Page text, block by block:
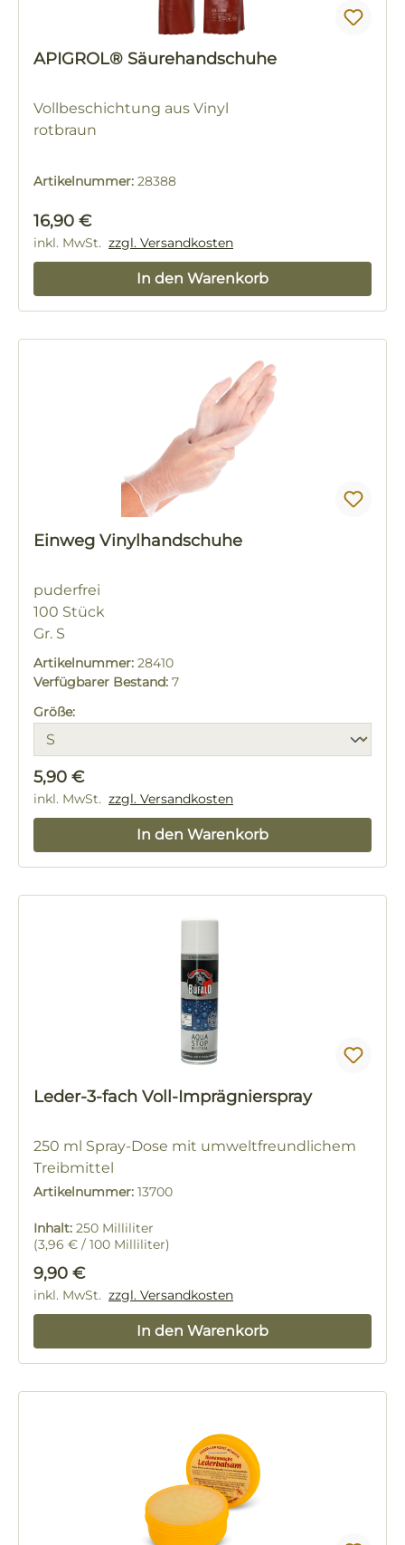
APIGROL® Säurehandschuhe
Vollbeschichtung aus Vinyl
rotbraun
Artikelnummer: 28388
Regulärer Preis:
16,90 €
inkl. MwSt. zzgl. Versandkosten
In den Warenkorb
Einweg Vinylhandschuhe
puderfrei
100 Stück
Gr. S
Artikelnummer: 28410
Verfügbarer Bestand: 7
Größe:
Regulärer Preis:
5,90 €
inkl. MwSt. zzgl. Versandkosten
In den Warenkorb
Leder-3-fach Voll-Imprägnierspray
250 ml Spray-Dose mit umweltfreundlichem
Treibmittel
Artikelnummer: 13700
Inhalt: 250 Milliliter
(3,96 € / 100 Milliliter)
Regulärer Preis:
9,90 €
inkl. MwSt. zzgl. Versandkosten
In den Warenkorb